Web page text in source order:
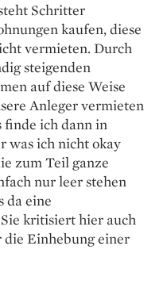
Schritter
kaufen, diese
vermieten. Durch
steigenden
auf diese Weise
Anleger vermieten
finde ich dann in
was ich nicht okay
zum Teil ganze
nur leer stehen
da eine
kritisiert hier auch
Ein­hebung einer